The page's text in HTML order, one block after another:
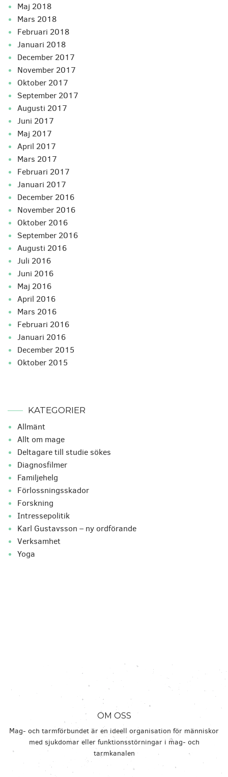
maj 2018
mars 2018
februari 2018
januari 2018
december 2017
november 2017
oktober 2017
september 2017
augusti 2017
juni 2017
maj 2017
april 2017
mars 2017
februari 2017
januari 2017
december 2016
november 2016
oktober 2016
september 2016
augusti 2016
juli 2016
juni 2016
maj 2016
april 2016
mars 2016
februari 2016
januari 2016
december 2015
oktober 2015
KATEGORIER
Allmänt
Allt om mage
Deltagare till studie sökes
Diagnosfilmer
Familjehelg
Förlossningsskador
Forskning
Intressepolitik
Karl Gustavsson – ny ordförande
Verksamhet
Yoga
OM OSS
Mag- och tarmförbundet är en ideell organisation för människor
med sjukdomar eller funktionsstörningar i mag- och
tarmkanalen